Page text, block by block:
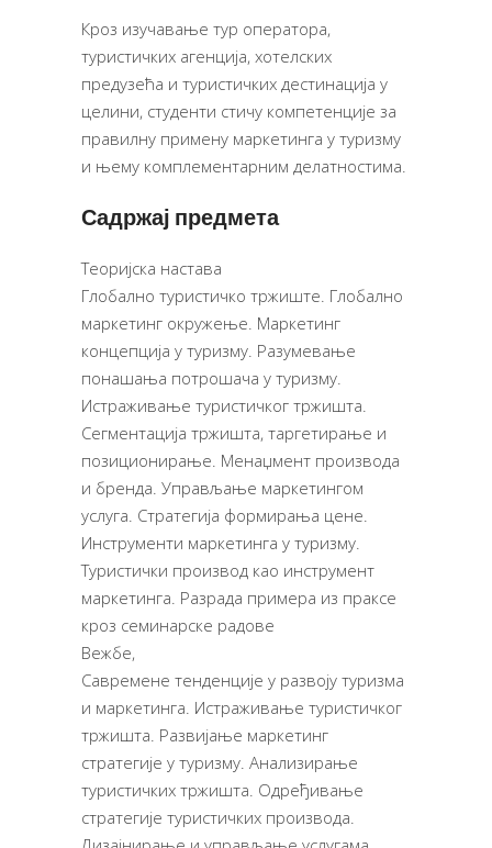
Кроз изучавање тур оператора,
туристичких агенција, хотелских
предузећа и туристичких дестинација у
целини, студенти стичу компетенције за
правилну примену маркетинга у туризму
и њему комплементарним делатностима.
Садржај предмета
Теоријска настава
Глобално туристичко тржиште. Глобално
маркетинг окружење. Маркетинг
концепција у туризму. Разумевање
понашања потрошача у туризму.
Истраживање туристичког тржишта.
Сегментација тржишта, таргетирање и
позиционирање. Менаџмент производа
и бренда. Управљање маркетингом
услуга. Стратегија формирања цене.
Инструменти маркетинга у туризму.
Туристички производ као инструмент
маркетинга. Разрада примера из праксе
кроз семинарске радове
Вежбе,
Савремене тенденције у развоју туризма
и маркетинга. Истраживање туристичког
тржишта. Развијање маркетинг
стратегије у туризму. Анализирање
туристичких тржишта. Одређивање
стратегије туристичких производа.